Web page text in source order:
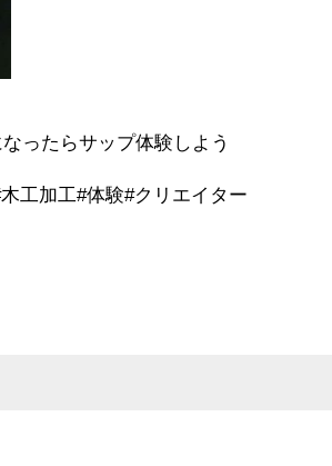
ったらサップ体験しよう
工加工#体験#クリエイター